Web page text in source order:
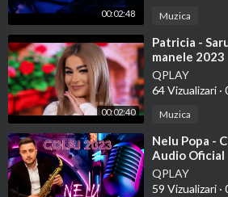
➤ ER STUDIO ❖
00:02:48 Muzica
00:02:40
⁣Patricia -
manele 2023
QPLAY
64 Vizualizari ·
Muzica
⁣Nelu Popa -
Audio Oficial
QPLAY
59 Vizualizari ·